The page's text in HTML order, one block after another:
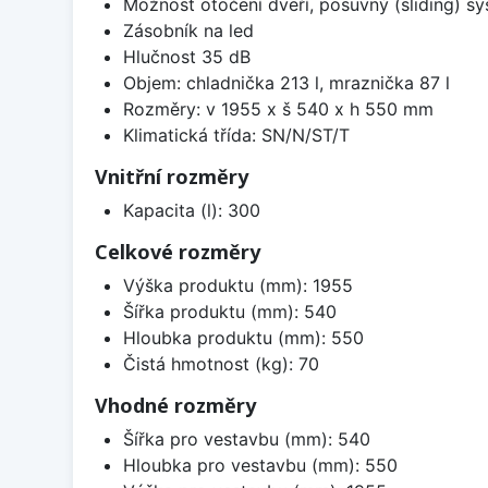
Možnost otočení dveří, posuvný (sliding)
Zásobník na led
Hlučnost 35 dB
Objem: chladnička 213 l, mraznička 87 l
Rozměry: v 1955 x š 540 x h 550 mm
Klimatická třída: SN/N/ST/T
Vnitřní rozměry
Kapacita (l): 300
Celkové rozměry
Výška produktu (mm): 1955
Šířka produktu (mm): 540
Hloubka produktu (mm): 550
Čistá hmotnost (kg): 70
Vhodné rozměry
Šířka pro vestavbu (mm): 540
Hloubka pro vestavbu (mm): 550